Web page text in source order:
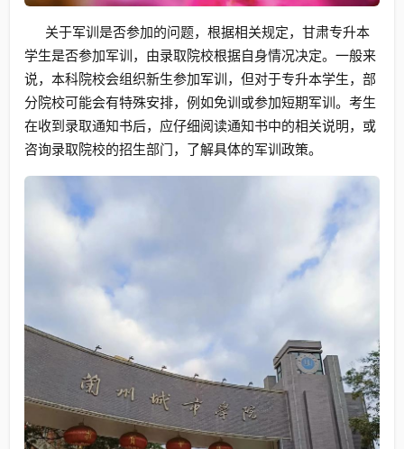
关于军训是否参加的问题，根据相关规定，甘肃专升本
学生是否参加军训，由录取院校根据自身情况决定。一般来
说，本科院校会组织新生参加军训，但对于专升本学生，部
分院校可能会有特殊安排，例如免训或参加短期军训。考生
在收到录取通知书后，应仔细阅读通知书中的相关说明，或
咨询录取院校的招生部门，了解具体的军训政策。